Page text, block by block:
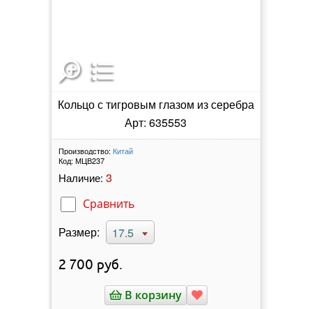
Кольцо с тигровым глазом из серебра
Арт: 635553
Производство: Китай
Код: МЦВ237
Наличие: 3
Сравнить
Размер: 17.5
2 700 руб.
В корзину